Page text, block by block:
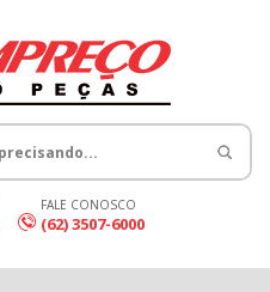
FALE CONOSCO
(62) 3507-6000